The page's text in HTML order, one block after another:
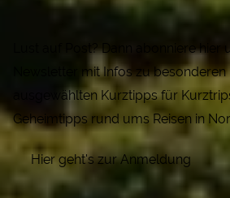
Lust auf Post? Dann abonniere hier
Newsletter mit Infos zu
ausgewählten Kurztipps für
Geheimtipps rund ums Reisen in
Hier geht's zur Anmeldung